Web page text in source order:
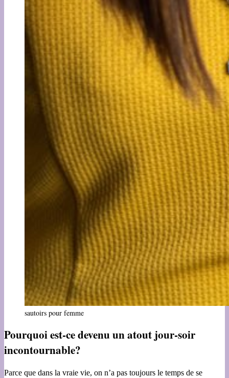
sautoirs pour femme
Pourquoi est-ce devenu un atout jour-soir
incontournable?
Parce que dans la vraie vie, on n’a pas toujours le temps de se